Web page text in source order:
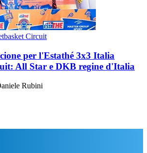
Circuit
per l'Estathé 3x3 Italia
All Star e DKB regine d'Italia
Rubini